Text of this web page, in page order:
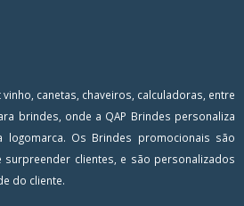
canetas, chaveiros, calculadoras, entre
brindes, onde a QAP Brindes personaliza
logomarca. Os Brindes promocionais são
clientes, e são personalizados
do cliente.